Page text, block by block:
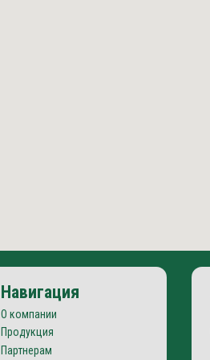
Навигация
О компании
Продукция
Партнерам